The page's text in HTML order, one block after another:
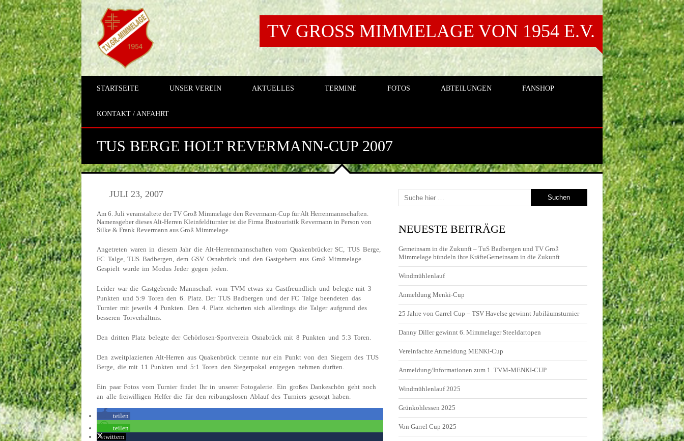
TV GROSS MIMMELAGE VON 1954 E.V.
STARTSEITE UNSER VEREIN AKTUELLES TERMINE FOTOS ABTEILUNGEN FANSHOP
KONTAKT / ANFAHRT
TUS BERGE HOLT REVERMANN-CUP 2007
JULI 23, 2007
Am 6. Juli veranstaltete der TV Groß Mimmelage den Revermann-Cup für Alt Herrenmannschaften.
Namensgeber dieses Alt-Herren Kleinfeldturnier ist die Firma Bustouristik Revermann in Person von
Silke & Frank Revermann aus Groß Mimmelage.
Angetreten waren in diesem Jahr die Alt-Herrenmannschaften vom Quakenbrücker SC, TUS Berge,
FC Talge, TUS Badbergen, dem GSV Osnabrück und den Gastgebern aus Groß Mimmelage.
Gespielt wurde im Modus Jeder gegen jeden.
Leider war die Gastgebende Mannschaft vom TVM etwas zu Gastfreundlich und belegte mit 3
Punkten und 5:9 Toren den 6. Platz. Der TUS Badbergen und der FC Talge beendeten das
Turnier mit jeweils 4 Punkten. Den 4. Platz sicherten sich allerdings die Talger aufgrund des
besseren Torverhältnis.
Den dritten Platz belegte der Gehörlosen-Sportverein Osnabrück mit 8 Punkten und 5:3 Toren.
Den zweitplazierten Alt-Herren aus Quakenbrück trennte nur ein Punkt von den Siegern des TUS
Berge, die mit 11 Punkten und 5:1 Toren den Siegerpokal entgegen nehmen durften.
Ein paar Fotos vom Turnier findet Ihr in unserer Fotogalerie. Ein großes Dankeschön geht noch
an alle freiwilligen Helfer die für den reibungslosen Ablauf des Turniers gesorgt haben.
teilen
teilen
twittern
NEUESTE BEITRÄGE
Gemeinsam in die Zukunft – TuS Badbergen und TV Groß
Mimmelage bündeln ihre KräfteGemeinsam in die Zukunft
Windmühlenlauf
Anmeldung Menki-Cup
25 Jahre von Garrel Cup – TSV Havelse gewinnt Jubiläumsturnier
Danny Diller gewinnt 6. Mimmelager Steeldartopen
Vereinfachte Anmeldung MENKI-Cup
Anmeldung/Informationen zum 1. TVM-MENKI-CUP
Windmühlenlauf 2025
Grünkohlessen 2025
Von Garrel Cup 2025